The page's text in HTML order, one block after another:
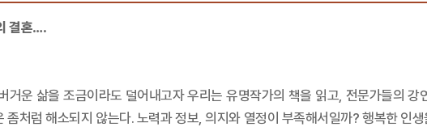
결혼….
거운 삶을 조금이라도 덜어내고자 우리는 유명작가의 책을 읽고, 전문가들의
좀처럼 해소되지 않는다. 노력과 정보, 의지와 열정이 부족해서일까? 행복한 인